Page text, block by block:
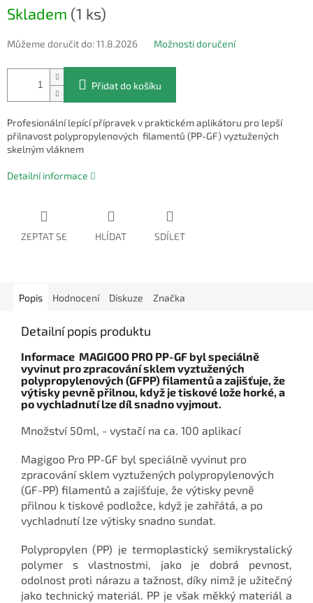
cena:
Skladem (1 ks)
Můžeme doručit do:11.8.2026 Možnosti doručení
Přidat do košíku
Profesionální lepící přípravek v praktickém aplikátoru pro lepší
přilnavost polypropylenových filamentů (PP-GF) vyztužených
skelným vláknem
Detailní informace
ZEPTAT SE HLÍDAT SDÍLET
Popis Hodnocení Diskuze Značka
Detailní popis produktu
Informace MAGIGOO PRO PP-GF byl speciálně
vyvinut pro zpracování sklem vyztužených
polypropylenových (GFPP) filamentů a zajišťuje, že
výtisky pevně přilnou, když je tiskové lože horké, a
po vychladnutí lze díl snadno vyjmout.
Množství 50ml, - vystačí na ca. 100 aplikací
Magigoo Pro PP-GF byl speciálně vyvinut pro
zpracování sklem vyztužených polypropylenových
(GF-PP) filamentů a zajišťuje, že výtisky pevně
přilnou k tiskové podložce, když je zahřátá, a po
vychladnutí lze výtisky snadno sundat.
Polypropylen (PP) je termoplastický semikrystalický
polymer s vlastnostmi, jako je dobrá pevnost,
odolnost proti nárazu a tažnost, díky nimž je užitečný
jako technický materiál. PP je však měkký materiál a